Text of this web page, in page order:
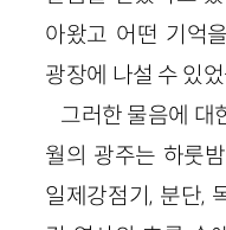
아왔고 어떤 기억
광장에 나설 수 있
그러한 물음에 대
월의 광주는 하룻
일제강점기, 분단,